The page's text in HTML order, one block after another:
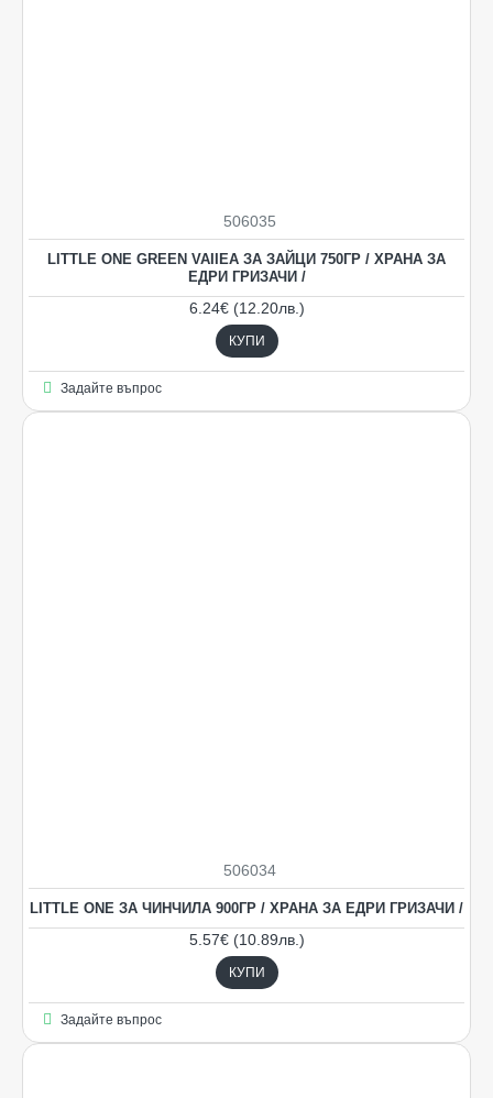
506035
LITTLE ONE GREEN VAIIEA ЗА ЗАЙЦИ 750ГР / ХРАНА ЗА
ЕДРИ ГРИЗАЧИ /
6.24€ (12.20лв.)
КУПИ
Задайте въпрос
506034
LITTLE ONE ЗА ЧИНЧИЛА 900ГР / ХРАНА ЗА ЕДРИ ГРИЗАЧИ /
5.57€ (10.89лв.)
КУПИ
Задайте въпрос